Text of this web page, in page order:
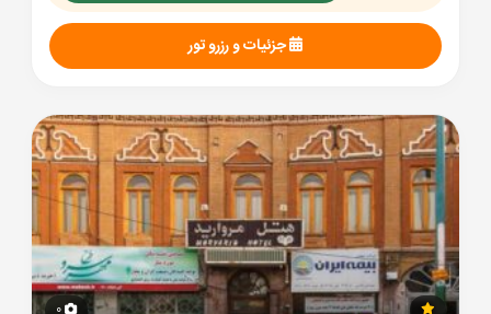
جزئیات و رزرو تور